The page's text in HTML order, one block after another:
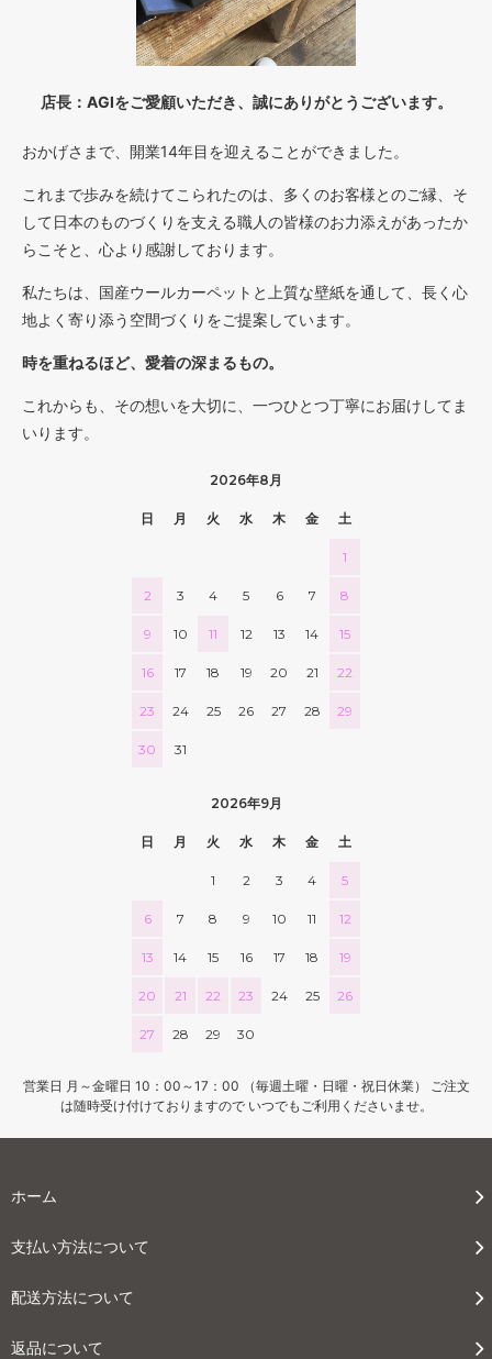
店長：AGIをご愛顧いただき、誠にありがとうございます。
おかげさまで、開業14年目を迎えることができました。
これまで歩みを続けてこられたのは、多くのお客様とのご縁、そ
して日本のものづくりを支える職人の皆様のお力添えがあったか
らこそと、心より感謝しております。
私たちは、国産ウールカーペットと上質な壁紙を通して、長く心
地よく寄り添う空間づくりをご提案しています。
時を重ねるほど、愛着の深まるもの。
これからも、その想いを大切に、一つひとつ丁寧にお届けしてま
いります。
2026年8月
日 月 火 水 木 金 土
1
2 3 4 5 6 7 8
9 10 11 12 13 14 15
16 17 18 19 20 21 22
23 24 25 26 27 28 29
30 31
2026年9月
日 月 火 水 木 金 土
1 2 3 4 5
6 7 8 9 10 11 12
13 14 15 16 17 18 19
20 21 22 23 24 25 26
27 28 29 30
営業日 月～金曜日 10：00～17：00 （毎週土曜・日曜・祝日休業） ご注文
は随時受け付けておりますので いつでもご利用くださいませ。
ホーム
支払い方法について
配送方法について
返品について